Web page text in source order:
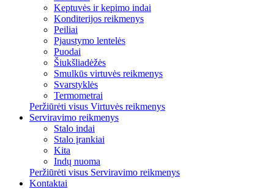
Keptuvės ir kepimo indai
Konditerijos reikmenys
Peiliai
Pjaustymo lentelės
Puodai
Šiukšliadėžės
Smulkūs virtuvės reikmenys
Svarstyklės
Termometrai
Peržiūrėti visus Virtuvės reikmenys
Serviravimo reikmenys
Stalo indai
Stalo įrankiai
Kita
Indų nuoma
Peržiūrėti visus Serviravimo reikmenys
Kontaktai